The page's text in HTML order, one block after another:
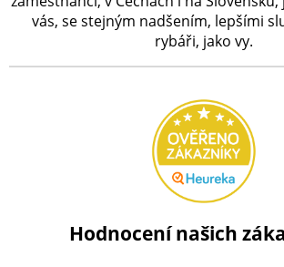
vás, se stejným nadšením, lepšími
rybáři, jako vy.
Hodnocení našich